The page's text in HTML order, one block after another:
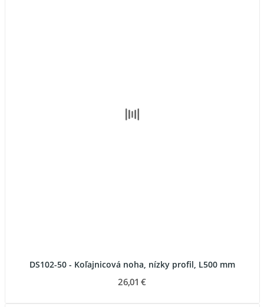
DS102-50 - Koľajnicová noha, nízky profil, L500 mm
26,01 €